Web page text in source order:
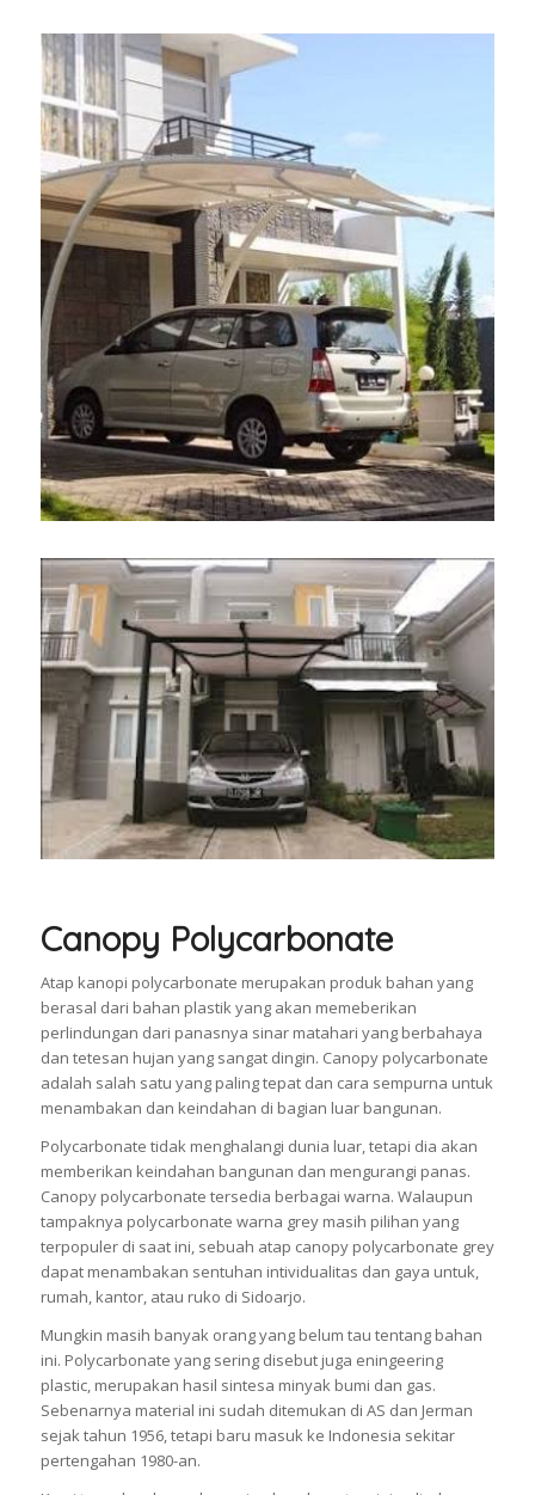
Canopy Polycarbonate
Atap kanopi polycarbonate merupakan produk bahan yang
berasal dari bahan plastik yang akan memeberikan
perlindungan dari panasnya sinar matahari yang berbahaya
dan tetesan hujan yang sangat dingin. Canopy polycarbonate
adalah salah satu yang paling tepat dan cara sempurna untuk
menambakan dan keindahan di bagian luar bangunan.
Polycarbonate tidak menghalangi dunia luar, tetapi dia akan
memberikan keindahan bangunan dan mengurangi panas.
Canopy polycarbonate tersedia berbagai warna. Walaupun
tampaknya polycarbonate warna grey masih pilihan yang
terpopuler di saat ini, sebuah atap canopy polycarbonate grey
dapat menambakan sentuhan intividualitas dan gaya untuk,
rumah, kantor, atau ruko di Sidoarjo.
Mungkin masih banyak orang yang belum tau tentang bahan
ini. Polycarbonate yang sering disebut juga eningeering
plastic, merupakan hasil sintesa minyak bumi dan gas.
Sebenarnya material ini sudah ditemukan di AS dan Jerman
sejak tahun 1956, tetapi baru masuk ke Indonesia sekitar
pertengahan 1980-an.